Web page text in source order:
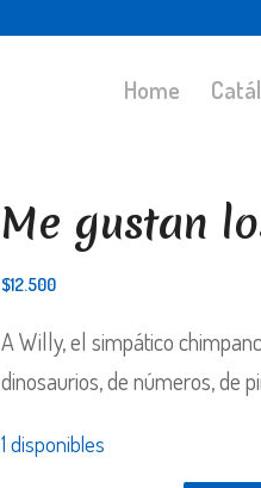
Home
Me gustan
$12.500
A Willy, el simpático
dinosaurios, de números, de
1 disponibles